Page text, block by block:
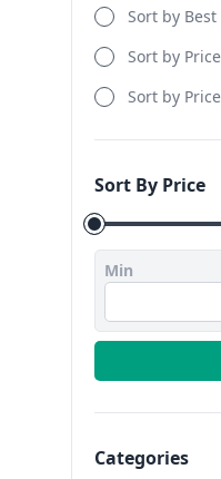
Sort by
Sort by
Sort by
Sort By Price
Sort By Price
Min
Categories